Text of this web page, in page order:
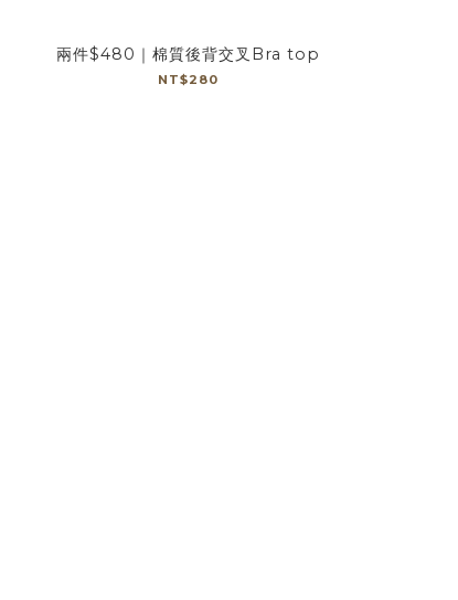
兩件$480｜棉質後背交叉Bra top
NT$280